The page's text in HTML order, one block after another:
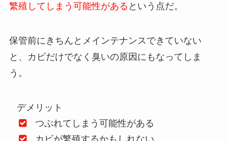
繁殖してしまう可能性がある という点だ。
保管前にきちんとメインテナンスできていない
と、カビだけでなく臭いの原因にもなってしま
う。
デメリット
つぶれてしまう可能性がある
カビが繁殖するかもしれない